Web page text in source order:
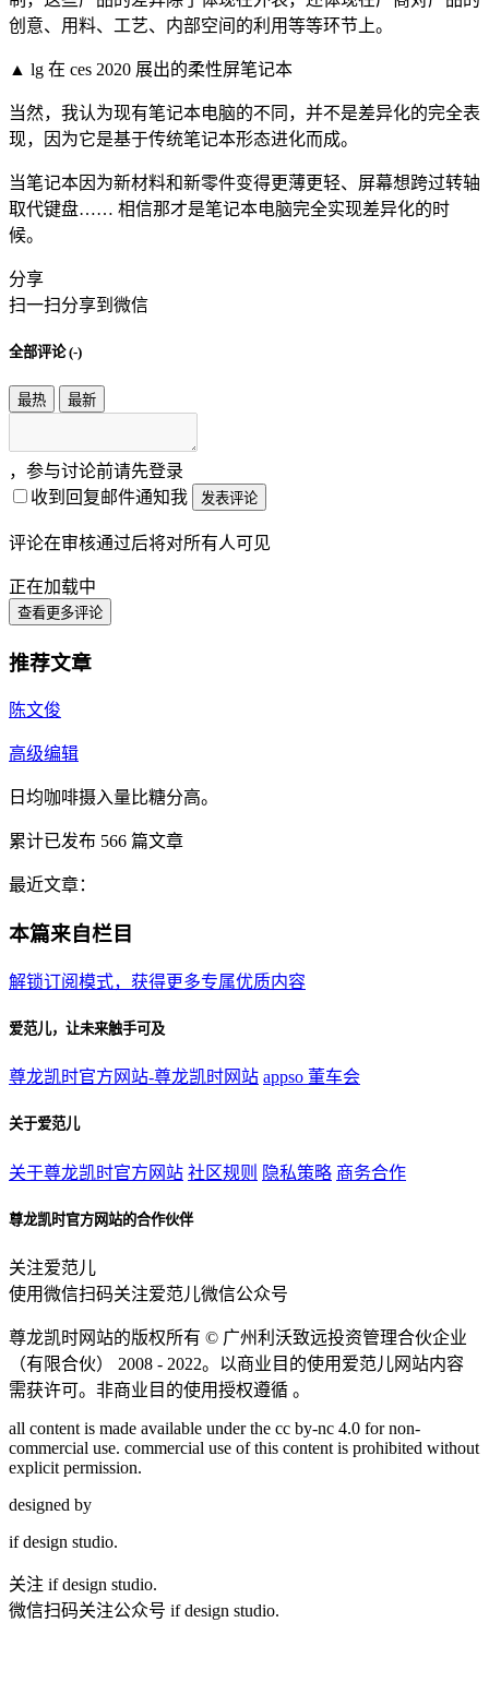
创意、用料、工艺、内部空间的利用等等环节上。
▲ lg 在 ces 2020 展出的柔性屏笔记本
当然，我认为现有笔记本电脑的不同，并不是差异化的完全表
现，因为它是基于传统笔记本形态进化而成。
当笔记本因为新材料和新零件变得更薄更轻、屏幕想跨过转轴
取代键盘…… 相信那才是笔记本电脑完全实现差异化的时
候。
分享
扫一扫分享到微信
全部评论 (-)
最热 最新
，参与讨论前请先登录
收到回复邮件通知我
发表评论
评论在审核通过后将对所有人可见
正在加载中
查看更多评论
推荐文章
陈文俊
高级编辑
日均咖啡摄入量比糖分高。
累计已发布 566 篇文章
最近文章：
本篇来自栏目
解锁订阅模式，获得更多专属优质内容
爱范儿，让未来触手可及
尊龙凯时官方网站-尊龙凯时网站 appso 董车会
关于爱范儿
关于尊龙凯时官方网站 社区规则 隐私策略 商务合作
尊龙凯时官方网站的合作伙伴
关注爱范儿
使用微信扫码关注爱范儿微信公众号
尊龙凯时网站的版权所有 © 广州利沃致远投资管理合伙企业
（有限合伙）
2008 - 2022。以商业目的使用爱范儿网站内容
需获许可。非商业目的使用授权遵循 。
all content is made available under the cc by-nc 4.0 for non-
commercial use. commercial use of this content is prohibited without
explicit permission.
designed by
if design studio.
关注 if design studio.
微信扫码关注公众号 if design studio.